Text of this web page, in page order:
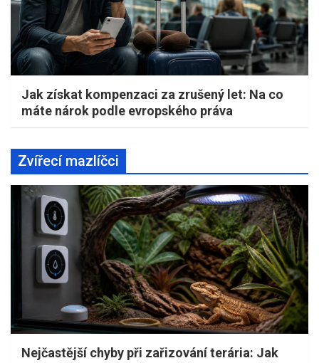
Jak získat kompenzaci za zrušený let: Na co
máte nárok podle evropského práva
Zvířecí mazlíčci
Nejčastější chyby při zařizování terária: Jak